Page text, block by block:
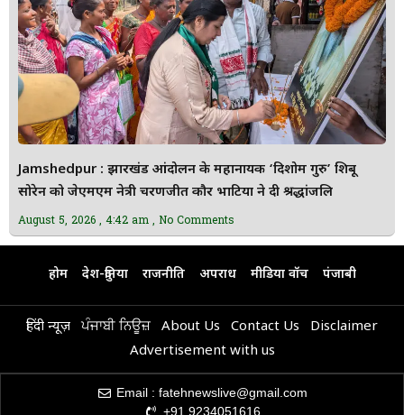
Jamshedpur : झारखंड आंदोलन के महानायक ‘दिशोम गुरु’ शिबू
सोरेन को जेएमएम नेत्री चरणजीत कौर भाटिया ने दी श्रद्धांजलि
August 5, 2026 4:42 am No Comments
होम देश-दुनिया राजनीति अपराध मीडिया वॉच पंजाबी
हिंदी न्यूज़ ਪੰਜਾਬੀ ਨਿਊਜ਼ About Us Contact Us
Disclaimer
Advertisement with us
Email : fatehnewslive@gmail.com
+91 9234051616